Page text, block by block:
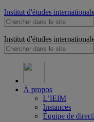
Institut d'études
Institut d'études
À propos
L’IEIM
Instances
Équipe de